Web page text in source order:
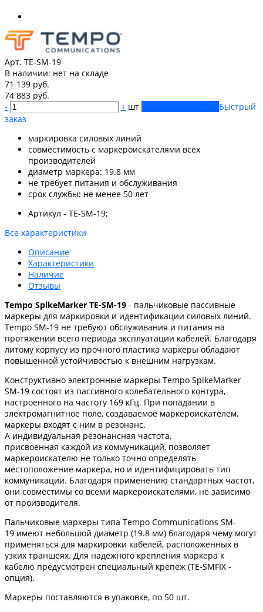
Арт. TE-SM-19
В наличии: нет на складе
71 139 руб.
74 883 руб.
-
+ шт
Быстрый
заказ
маркировка силовых линий
совместимость с маркероискателями всех
производителей
диаметр маркера: 19.8 мм
не требует питания и обслуживания
срок службы: не менее 50 лет
Артикул - TE-SM-19;
Все характеристики
Описание
Характеристики
Наличие
Отзывы
Tempo SpikeMarker TE-SM-19 - пальчиковые пассивные
маркеры для маркировки и идентификации силовых линий.
Tempo SM-19 не требуют обслуживания и питания на
протяжении всего периода эксплуатации кабелей. Благодаря
литому корпусу из прочного пластика маркеры обладают
повышенной устойчивостью к внешним нагрузкам.
Конструктивно электронные маркеры Tempo SpikeMarker
SM-19 состоят из пассивного колебательного контура,
настроенного на частоту 169 кГц. При попадании в
электромагнитное поле, создаваемое маркероискателем,
маркеры входят с ним в резонанс.
А индивидуальная резонансная частота,
присвоенная каждой из коммуникаций, позволяет
маркероискателю не только точно определять
местоположение маркера, но и идентифицировать тип
коммуникации. Благодаря применению стандартных частот,
они совместимы со всеми маркероискателями, не зависимо
от производителя.
Пальчиковые маркеры типа Tempo Communications SM-
19 имеют небольшой диаметр (19.8 мм) благодаря чему могут
применяться для маркировки кабелей, расположенных в
узких траншеях. Для надежного крепления маркера к
кабелю предусмотрен специальный крепеж (TE-SMFIX -
опция).
Маркеры поставляются в упаковке, по 50 шт.